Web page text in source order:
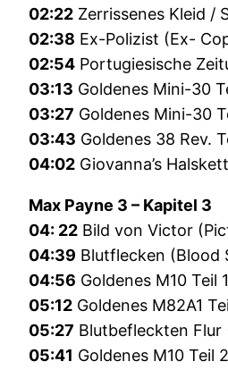
02:22 Zerrissenes Kleid /
02:38 Ex-Polizist (Ex-
02:54 Portugiesische
03:13 Goldenes Mini-30
03:27 Goldenes Mini-30
03:43 Goldenes 38 Rev.
04:02 Giovanna’s
Max Payne 3 – Kapitel 3
04: 22 Bild von Victor
04:39 Blutflecken (Blood
04:56 Goldenes M10 Teil
05:12 Goldenes M82A1
05:27 Blutbefleckten Flur
05:41 Goldenes M10 Teil